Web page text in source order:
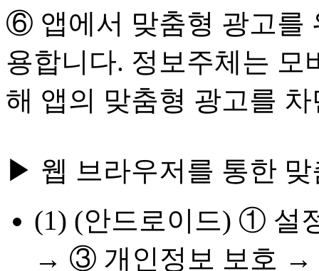
⑥ 앱에서 맞춤형 광고를
용합니다. 정보주체는 모
해 앱의 맞춤형 광고를
▶ 웹 브라우저를 통한
(1) (안드로이드) ① 설
→ ③ 개인정보 보호